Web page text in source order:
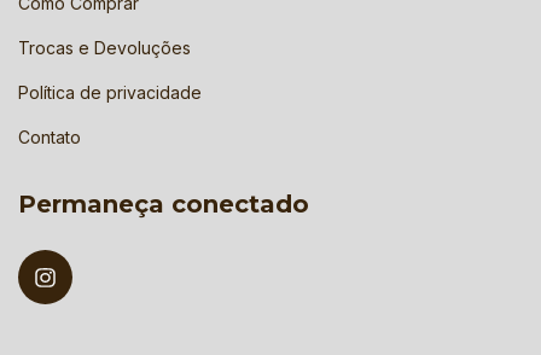
Trocas e Devoluções
Política de privacidade
Contato
Permaneça conectado